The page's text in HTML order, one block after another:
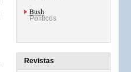
Bush
Políticos
Revistas